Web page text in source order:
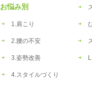
お悩み別
1.肩こり
2.腰の不安
3.姿勢改善
4.スタイルづくり